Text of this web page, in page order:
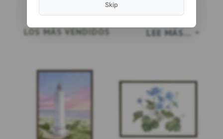
LEE MÁS...
LOS MÁS VENDIDOS
Skip